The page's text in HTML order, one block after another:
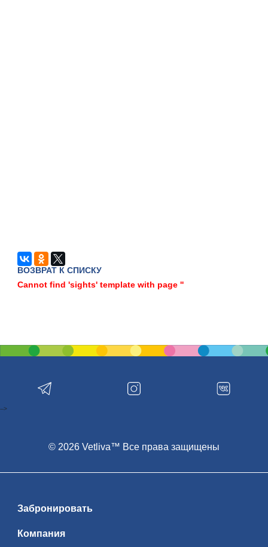
ВОЗВРАТ К СПИСКУ
Cannot find 'sights' template with page ''
Забронировать
Компания
© 2026 Vetliva™ Все права защищены
-->